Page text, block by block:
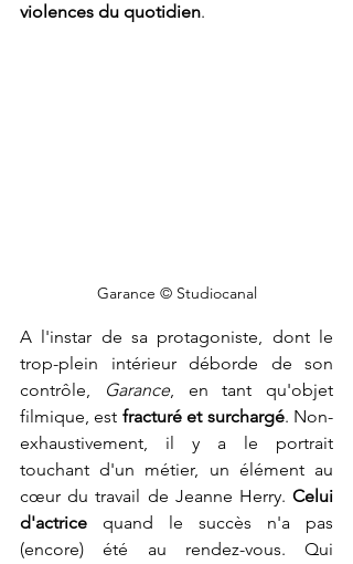
violences du quotidien.
Garance © Studiocanal
A l'instar de sa protagoniste, dont le
trop-plein intérieur déborde de son
contrôle,
Garance, en tant qu'objet
filmique, est fracturé et surchargé. Non-
exhaustivement, il y a le portrait
touchant d'un métier, un élément au
cœur du travail de Jeanne Herry. Celui
d'actrice quand le succès n'a pas
(encore) été au rendez-vous. Qui